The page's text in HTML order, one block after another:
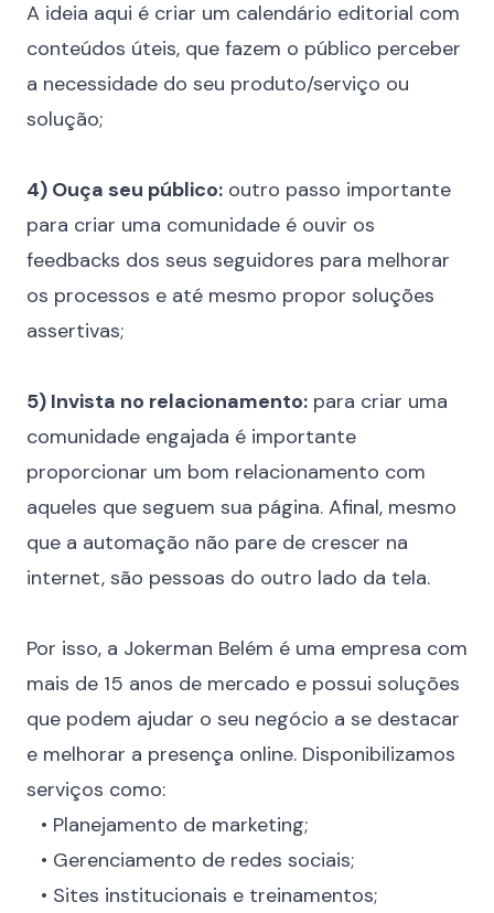
A ideia aqui é criar um calendário editorial com
conteúdos úteis, que fazem o público perceber
a necessidade do seu produto/serviço ou
solução;
4) Ouça seu público: outro passo importante
para criar uma comunidade é ouvir os
feedbacks dos seus seguidores para melhorar
os processos e até mesmo propor soluções
assertivas;
5) Invista no relacionamento: para criar uma
comunidade engajada é importante
proporcionar um bom relacionamento com
aqueles que seguem sua página. Afinal, mesmo
que a automação não pare de crescer na
internet, são pessoas do outro lado da tela.
Por isso, a Jokerman Belém é uma empresa com
mais de 15 anos de mercado e possui soluções
que podem ajudar o seu negócio a se destacar
e melhorar a presença online. Disponibilizamos
serviços como:
⠀• Planejamento de marketing;
⠀• Gerenciamento de redes sociais;
⠀• Sites institucionais e treinamentos;